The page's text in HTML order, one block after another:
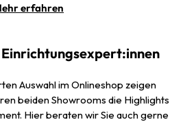
erfahren
Auswahl im Onlineshop zeigen
beiden Showrooms die Highlights
Hier beraten wir Sie auch gerne